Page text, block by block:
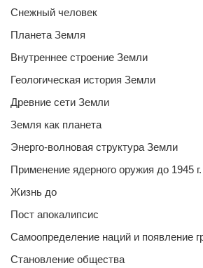
Снежный человек
Планета Земля
Внутреннее строение Земли
Геологическая история Земли
Древние сети Земли
Земля как планета
Энерго-волновая структура Земли
Применение ядерного оружия до 1945 г.
Жизнь до
Пост апокалипсис
Самоопределение наций и появление
Становление общества